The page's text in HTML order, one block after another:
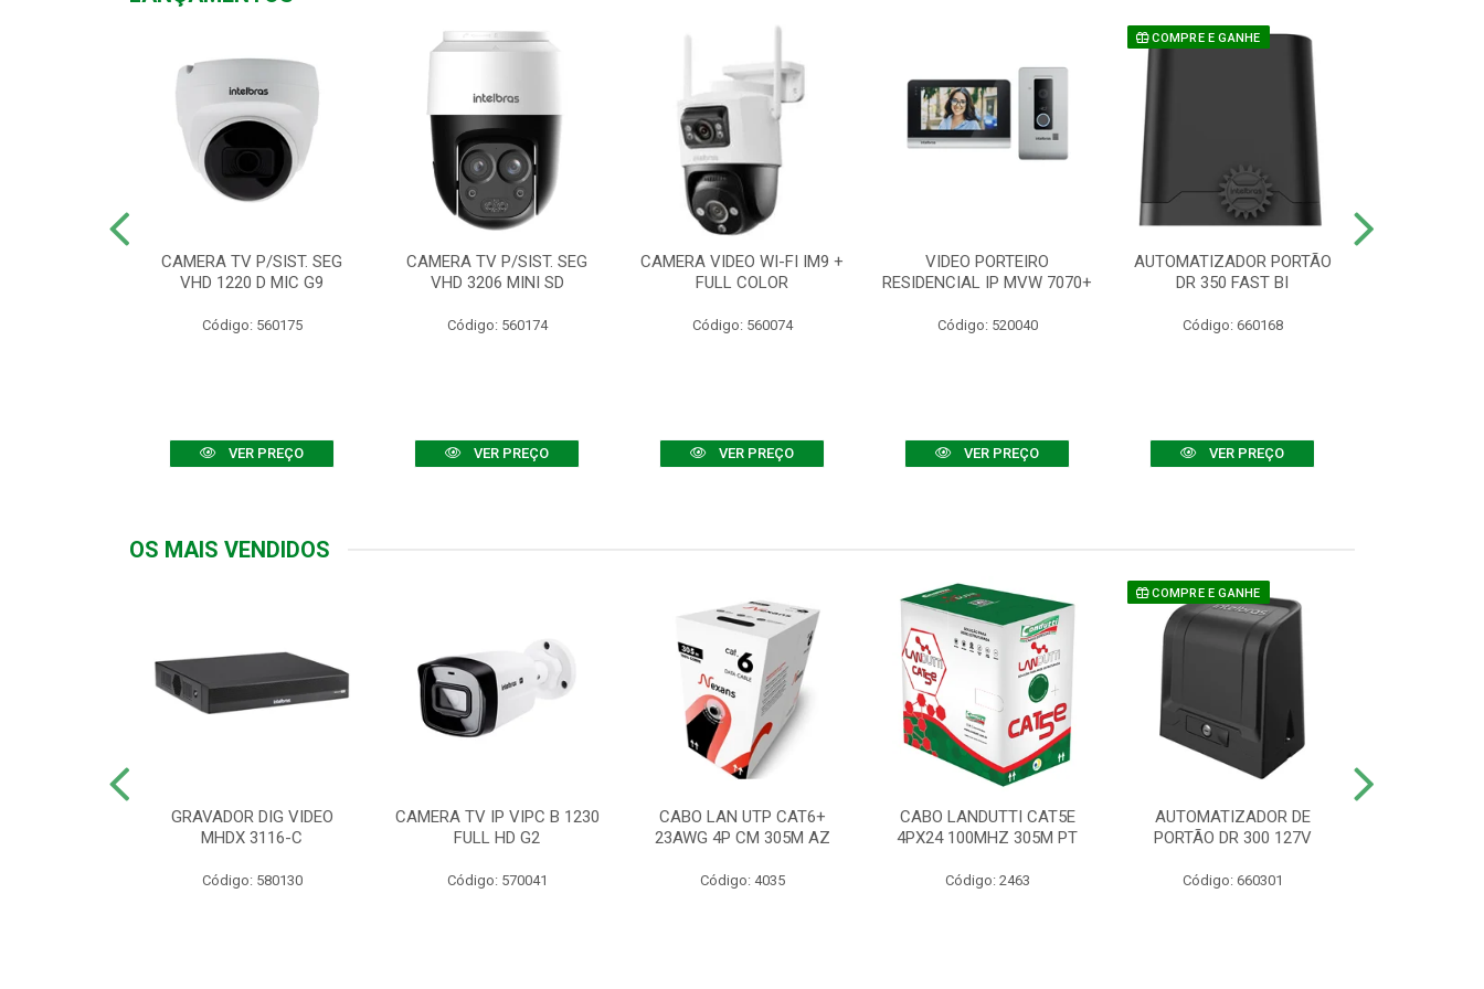
CAMERA TV P/SIST. SEG
VHD 1220 D MIC G9
Código: 560175
VER PREÇO
CAMERA TV P/SIST. SEG
VHD 3206 MINI SD
Código: 560174
VER PREÇO
CAMERA VIDEO WI-FI IM9 +
FULL COLOR
Código: 560074
VER PREÇO
VIDEO PORTEIRO
RESIDENCIAL IP MVW 7070+
Código: 520040
VER PREÇO
COMPRE E GANHE
AUTOMATIZADOR PORTÃO
DR 350 FAST BI
Código: 660168
VER PREÇO
OS MAIS VENDIDOS
GRAVADOR DIG VIDEO
MHDX 3116-C
Código: 580130
CAMERA TV IP VIPC B 1230
FULL HD G2
Código: 570041
CABO LAN UTP CAT6+
23AWG 4P CM 305M AZ
Código: 4035
CABO LANDUTTI CAT5E
4PX24 100MHZ 305M PT
Código: 2463
COMPRE E GANHE
AUTOMATIZADOR DE
PORTÃO DR 300 127V
Código: 660301